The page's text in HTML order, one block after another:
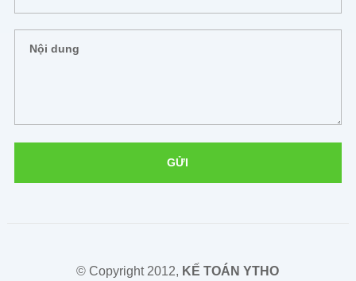
© Copyright 2012, KẾ TOÁN YTHO